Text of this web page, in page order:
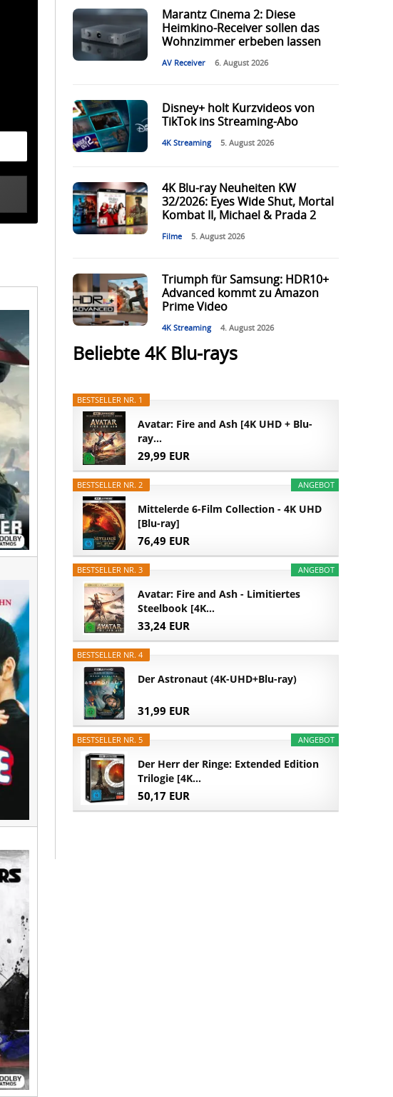
Marantz Cinema 2: Diese
Heimkino-Receiver sollen das
Wohnzimmer erbeben lassen
AV Receiver 6. August 2026
Disney+ holt Kurzvideos von
TikTok ins Streaming-Abo
4K Streaming 5. August 2026
4K Blu-ray Neuheiten KW
32/2026: Eyes Wide Shut, Mortal
Kombat II, Michael & Prada 2
Filme 5. August 2026
Triumph für Samsung: HDR10+
Advanced kommt zu Amazon
Prime Video
4K Streaming 4. August 2026
Beliebte 4K Blu-rays
BESTSELLER NR. 1
Avatar: Fire and Ash [4K UHD + Blu-
ray...
29,99 EUR
ANGEBOT
BESTSELLER NR. 2
Mittelerde 6-Film Collection - 4K UHD
[Blu-ray]
76,49 EUR
ANGEBOT
BESTSELLER NR. 3
Avatar: Fire and Ash - Limitiertes
Steelbook [4K...
33,24 EUR
BESTSELLER NR. 4
Der Astronaut (4K-UHD+Blu-ray)
31,99 EUR
ANGEBOT
BESTSELLER NR. 5
Der Herr der Ringe: Extended Edition
Trilogie [4K...
50,17 EUR